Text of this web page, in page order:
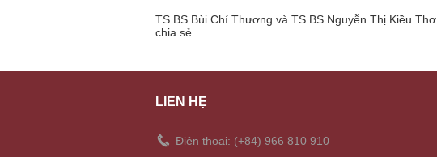
TS.BS Bùi Chí Thương và TS.BS Nguyễn Thị Kiều Thơ
chia sẻ.
LIÊN HỆ
Điện thoại: (+84) 966 810 910